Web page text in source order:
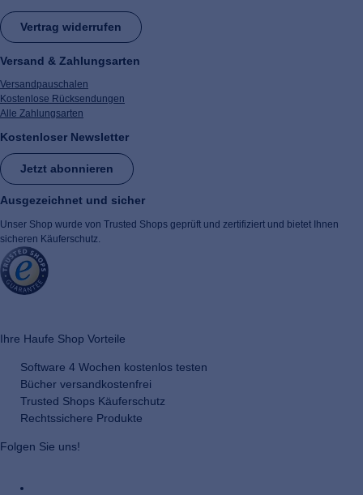
Vertrag widerrufen
Versand & Zahlungsarten
Versandpauschalen
Kostenlose Rücksendungen
Alle Zahlungsarten
Kostenloser Newsletter
Jetzt abonnieren
Ausgezeichnet und sicher
Unser Shop wurde von Trusted Shops geprüft und zertifiziert und bietet Ihnen
sicheren Käuferschutz.
Ihre Haufe Shop Vorteile
Software 4 Wochen kostenlos testen
Bücher versandkostenfrei
Trusted Shops Käuferschutz
Rechtssichere Produkte
Folgen Sie uns!